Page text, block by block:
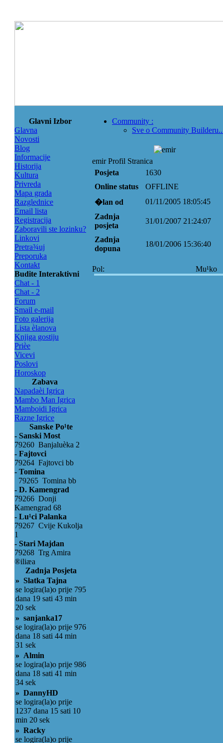
Glavni Izbor
Glavna
Novosti
Blog
Informacije
Historija
Kultura
Privreda
Mapa grada
Razglednice
Email lista
Registracija
Zaboravili ste lozinku?
Linkovi
Pretra¾uj
Preporuka
Kontakt
Budite Interaktivni
Chat - 1
Chat - 2
Forum
Smail e-mail
Foto galerija
Lista èlanova
Knjiga gostiju
Prièe
Vicevi
Poslovi
Horoskop
Zabava
Napadaèi Igrica
Mambo Man Igrica
Mamboidi Igrica
Razne Igrice
Sanske Po¹te
- Sanski Most
79260 Banjaluèka 2
- Fajtovci
79264 Fajtovci bb
- Tomina
79265 Tomina bb
- D. Kamengrad
79266 Donji
Kamengrad 68
- Lu¹ci Palanka
79267 Cvije Kukolja
1
- Stari Majdan
79268 Trg Amira
®iliæa
Zadnja Posjeta
» Slatka Tajna
se logira(la)o prije 795
dana 19 sati 43 min
20 sek
» sanjanka17
se logira(la)o prije 976
dana 18 sati 44 min
31 sek
» Almin
se logira(la)o prije 986
dana 18 sati 41 min
34 sek
» DannyHD
se logira(la)o prije
1237 dana 15 sati 10
min 20 sek
» Racky
se logira(la)o prije
Community :
Sve o Community
emir Profil Stranica
Posjeta
1630
Online status
OFFLINE
�lan od
01/11/2005 18:05:45
Zadnja
posjeta
31/01/2007 21:24:07
Zadnja
dopuna
18/01/2006 15:36:40
Pol: Mu¹ko